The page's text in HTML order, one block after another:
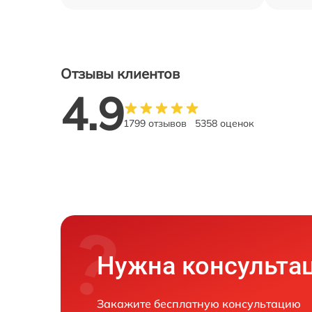
Отзывы клиентов
4.91799 отзывов 5358 оценок
Нужна
Закажите бесплатную консультацию